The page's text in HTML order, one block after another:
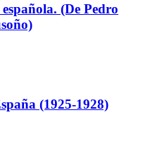
(De Pedro
(1925-1928)